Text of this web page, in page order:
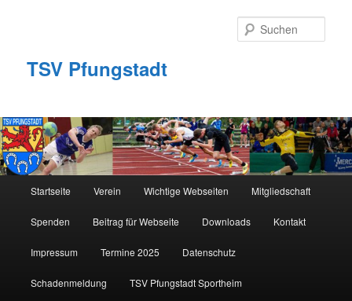
TSV Pfungstadt
Startseite Verein Wichtige Webseiten Mitgliedschaft
Spenden Beitrag für Webseite Downloads Kontakt
Impressum Termine 2025 Datenschutz
Schadenmeldung TSV Pfungstadt Sportheim